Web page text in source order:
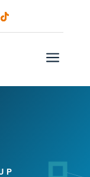
a